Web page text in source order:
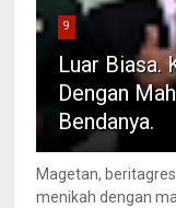
9
Luar Biasa.
Dengan
Bendanya.
Magetan,
menikah dengan